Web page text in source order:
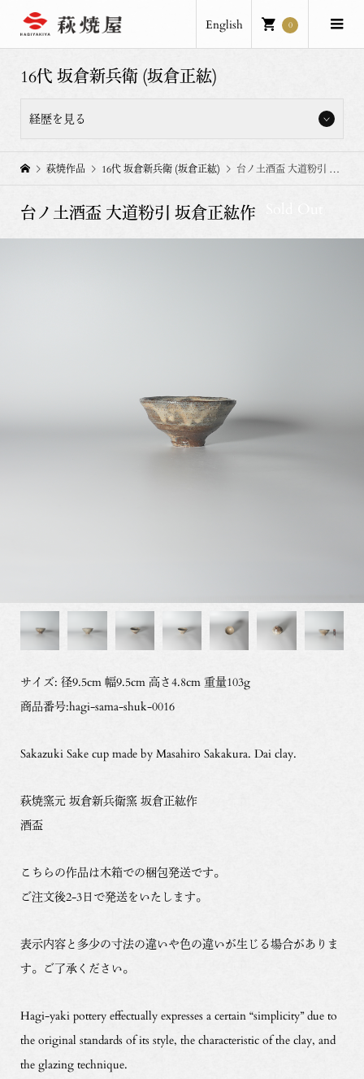
English 0
16代 坂倉新兵衛 (坂倉正紘)
経歴を見る
坂倉新兵衛窯、坂倉正紘。
萩焼作品 16代 坂倉新兵衛 (坂倉正紘) 台ノ土酒盃 大道粉引 坂倉正紘作
台ノ土酒盃 大道粉引 坂倉正紘作
サイズ: 径9.5cm 幅9.5cm 高さ4.8cm 重量103g
商品番号:hagi-sama-shuk-0016
Sakazuki Sake cup made by Masahiro Sakakura. Dai clay.
萩焼窯元 坂倉新兵衛窯 坂倉正紘作
酒盃
こちらの作品は木箱での梱包発送です。
ご注文後2-3日で発送をいたします。
表示内容と多少の寸法の違いや色の違いが生じる場合がありま
す。ご了承ください。
Hagi-yaki pottery effectually expresses a certain “simplicity” due to
the original standards of its style, the characteristic of the clay, and
the glazing technique.